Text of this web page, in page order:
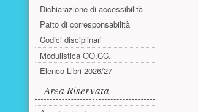
Dichiarazione di accessibilità
Patto di corresponsabilità
Codici disciplinari
Modulistica OO.CC.
Elenco Libri 2026/27
Area Riservata